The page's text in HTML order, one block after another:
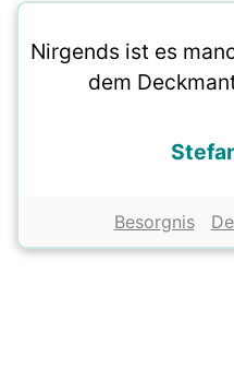
Nirgends ist es
dem
Besorgnis